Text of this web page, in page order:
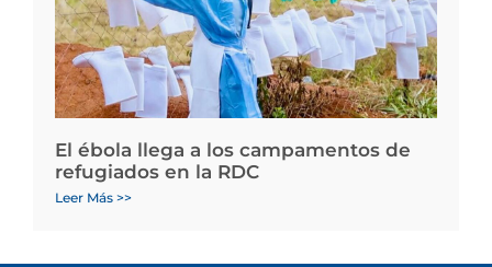
El ébola llega a los campamentos de
refugiados en la RDC
Leer Más >>